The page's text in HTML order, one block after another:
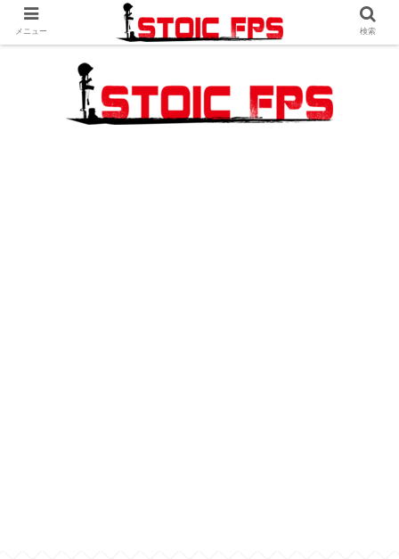
メニュー 検索